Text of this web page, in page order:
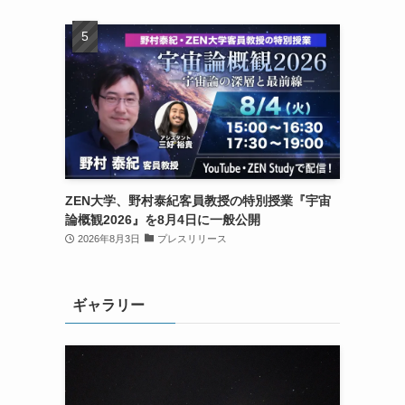
ZEN大学、野村泰紀客員教授の特別授業『宇宙
論概観2026』を8月4日に一般公開
2026年8月3日 プレスリリース
ギャラリー